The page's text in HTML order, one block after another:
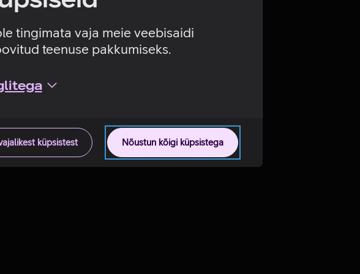
tingimata vaja meie veebisaidi
teenuse pakkumiseks.
Nõustun kõigi küpsistega
küpsistest